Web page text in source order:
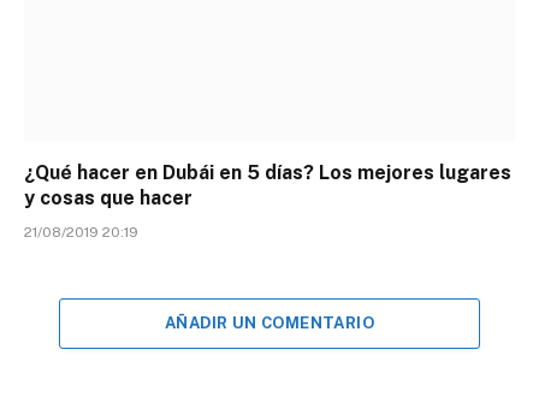
¿Qué hacer en Dubái en 5 días? Los mejores lugares
y cosas que hacer
21/08/2019 20:19
AÑADIR UN COMENTARIO